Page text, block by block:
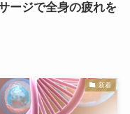
ージで全身の疲れを
新着